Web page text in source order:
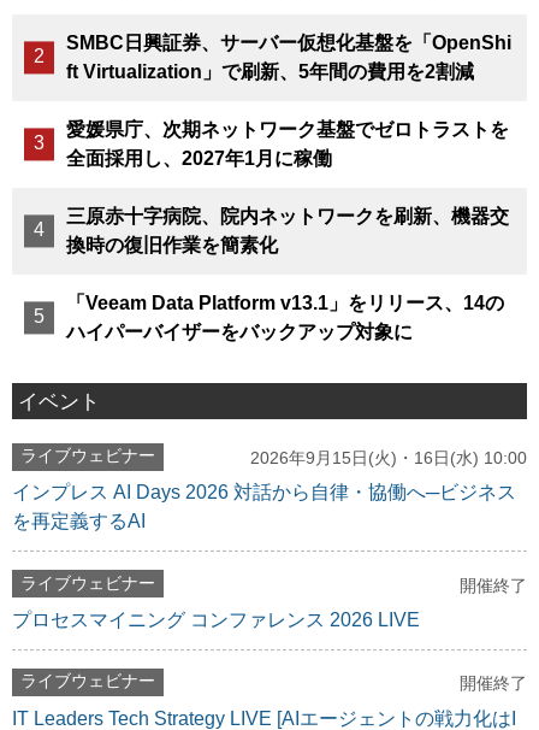
SMBC日興証券、サーバー仮想化基盤を「OpenShi
ft Virtualization」で刷新、5年間の費用を2割減
愛媛県庁、次期ネットワーク基盤でゼロトラストを
全面採用し、2027年1月に稼働
三原赤十字病院、院内ネットワークを刷新、機器交
換時の復旧作業を簡素化
「Veeam Data Platform v13.1」をリリース、14の
ハイパーバイザーをバックアップ対象に
イベント
ライブウェビナー 2026年9月15日(火)・16日(水) 10:00
インプレス AI Days 2026 対話から自律・協働へ─ビジネス
を再定義するAI
ライブウェビナー 開催終了
プロセスマイニング コンファレンス 2026 LIVE
ライブウェビナー 開催終了
IT Leaders Tech Strategy LIVE [AIエージェントの戦力化はI